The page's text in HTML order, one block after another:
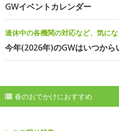
GWイベントカレンダー
連休中の各機関の対応など、気に
今年(2026年)のGWはいつから
春のおでかけにおすすめ